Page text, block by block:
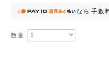
なら 手数
数量